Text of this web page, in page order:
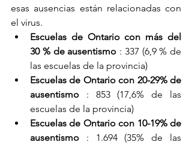
esas ausencias están relacionadas con
el virus.
Escuelas de Ontario con más del
30 % de ausentismo : 337 (6,9 % de
las escuelas de la provincia)
Escuelas de Ontario con 20-29% de
ausentismo : 853 (17,6% de las
escuelas de la provincia)
Escuelas de Ontario con 10-19% de
ausentismo : 1.694 (35% de las